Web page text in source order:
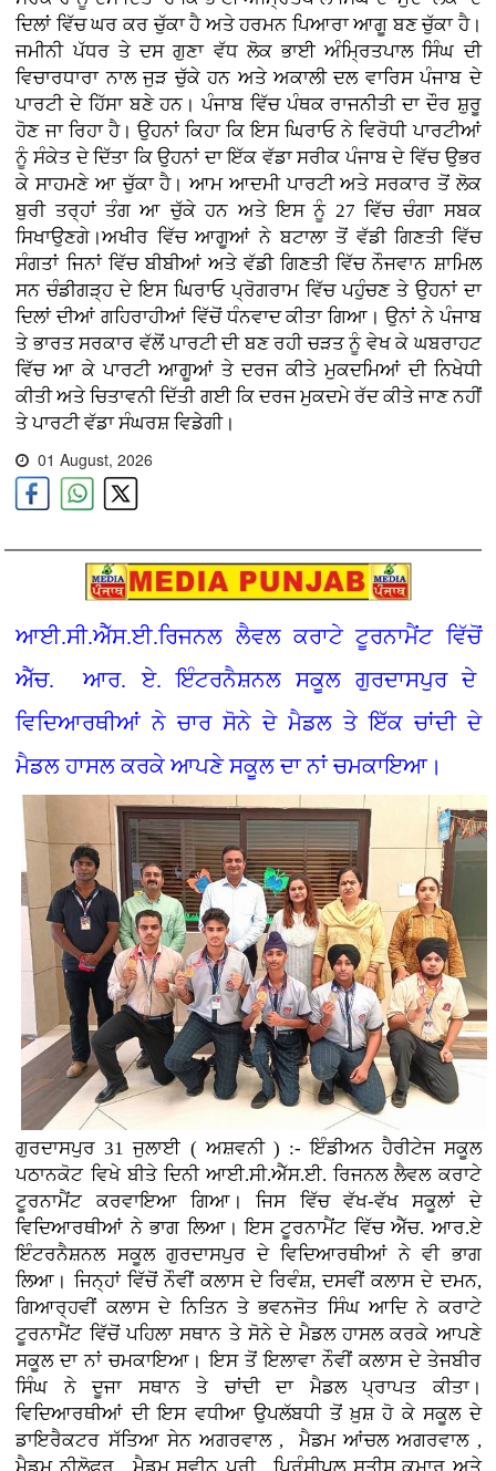
ਦਿਲਾਂ ਵਿੱਚ ਘਰ ਕਰ ਚੁੱਕਾ ਹੈ ਅਤੇ ਹਰਮਨ ਪਿਆਰਾ ਆਗੂ ਬਣ ਚੁੱਕਾ ਹੈ।
ਜਮੀਨੀ ਪੱਧਰ ਤੇ ਦਸ ਗੁਣਾ ਵੱਧ ਲੋਕ ਭਾਈ ਅੰਮ੍ਰਿਤਪਾਲ ਸਿੰਘ ਦੀ
ਵਿਚਾਰਧਾਰਾ ਨਾਲ ਜੁੜ ਚੁੱਕੇ ਹਨ ਅਤੇ ਅਕਾਲੀ ਦਲ ਵਾਰਿਸ ਪੰਜਾਬ ਦੇ
ਪਾਰਟੀ ਦੇ ਹਿੱਸਾ ਬਣੇ ਹਨ। ਪੰਜਾਬ ਵਿੱਚ ਪੰਥਕ ਰਾਜਨੀਤੀ ਦਾ ਦੌਰ ਸ਼ੁਰੂ
ਹੋਣ ਜਾ ਰਿਹਾ ਹੈ। ਉਹਨਾਂ ਕਿਹਾ ਕਿ ਇਸ ਘਿਰਾਓ ਨੇ ਵਿਰੋਧੀ ਪਾਰਟੀਆਂ
ਨੂੰ ਸੰਕੇਤ ਦੇ ਦਿੱਤਾ ਕਿ ਉਹਨਾਂ ਦਾ ਇੱਕ ਵੱਡਾ ਸਰੀਕ ਪੰਜਾਬ ਦੇ ਵਿੱਚ ਉਭਰ
ਕੇ ਸਾਹਮਣੇ ਆ ਚੁੱਕਾ ਹੈ। ਆਮ ਆਦਮੀ ਪਾਰਟੀ ਅਤੇ ਸਰਕਾਰ ਤੋਂ ਲੋਕ
ਬੁਰੀ ਤਰ੍ਹਾਂ ਤੰਗ ਆ ਚੁੱਕੇ ਹਨ ਅਤੇ ਇਸ ਨੂੰ 27 ਵਿੱਚ ਚੰਗਾ ਸਬਕ
ਸਿਖਾਉਣਗੇ।ਅਖੀਰ ਵਿੱਚ ਆਗੂਆਂ ਨੇ ਬਟਾਲਾ ਤੋਂ ਵੱਡੀ ਗਿਣਤੀ ਵਿੱਚ
ਸੰਗਤਾਂ ਜਿਨਾਂ ਵਿੱਚ ਬੀਬੀਆਂ ਅਤੇ ਵੱਡੀ ਗਿਣਤੀ ਵਿੱਚ ਨੌਜਵਾਨ ਸ਼ਾਮਿਲ
ਸਨ ਚੰਡੀਗੜ੍ਹ ਦੇ ਇਸ ਘਿਰਾਓ ਪ੍ਰੋਗਰਾਮ ਵਿੱਚ ਪਹੁੰਚਣ ਤੇ ਉਹਨਾਂ ਦਾ
ਦਿਲਾਂ ਦੀਆਂ ਗਹਿਰਾਹੀਆਂ ਵਿੱਚੋਂ ਧੰਨਵਾਦ ਕੀਤਾ ਗਿਆ। ਉਨਾਂ ਨੇ ਪੰਜਾਬ
ਤੇ ਭਾਰਤ ਸਰਕਾਰ ਵੱਲੋਂ ਪਾਰਟੀ ਦੀ ਬਣ ਰਹੀ ਚੜਤ ਨੂੰ ਵੇਖ ਕੇ ਘਬਰਾਹਟ
ਵਿੱਚ ਆ ਕੇ ਪਾਰਟੀ ਆਗੂਆਂ ਤੇ ਦਰਜ ਕੀਤੇ ਮੁਕਦਮਿਆਂ ਦੀ ਨਿਖੇਧੀ
ਕੀਤੀ ਅਤੇ ਚਿਤਾਵਨੀ ਦਿੱਤੀ ਗਈ ਕਿ ਦਰਜ ਮੁਕਦਮੇ ਰੱਦ ਕੀਤੇ ਜਾਣ ਨਹੀਂ
ਤੇ ਪਾਰਟੀ ਵੱਡਾ ਸੰਘਰਸ਼ ਵਿਡੇਗੀ।
01 August, 2026
ਆਈ.ਸੀ.ਐੱਸ.ਈ.ਰਿਜਨਲ ਲੈਵਲ ਕਰਾਟੇ ਟੂਰਨਾਮੈਂਟ ਵਿੱਚੋਂ
ਐੱਚ. ਆਰ. ਏ. ਇੰਟਰਨੈਸ਼ਨਲ ਸਕੂਲ ਗੁਰਦਾਸਪੁਰ ਦੇ
ਵਿਦਿਆਰਥੀਆਂ ਨੇ ਚਾਰ ਸੋਨੇ ਦੇ ਮੈਡਲ ਤੇ ਇੱਕ ਚਾਂਦੀ ਦੇ
ਮੈਡਲ ਹਾਸਲ ਕਰਕੇ ਆਪਣੇ ਸਕੂਲ ਦਾ ਨਾਂ ਚਮਕਾਇਆ।
ਗੁਰਦਾਸਪੁਰ 31 ਜੁਲਾਈ ( ਅਸ਼ਵਨੀ ) :- ਇੰਡੀਅਨ ਹੈਰੀਟੇਜ ਸਕੂਲ
ਪਠਾਨਕੋਟ ਵਿਖੇ ਬੀਤੇ ਦਿਨੀ ਆਈ.ਸੀ.ਐੱਸ.ਈ. ਰਿਜਨਲ ਲੈਵਲ ਕਰਾਟੇ
ਟੂਰਨਾਮੈਂਟ ਕਰਵਾਇਆ ਗਿਆ। ਜਿਸ ਵਿੱਚ ਵੱਖ-ਵੱਖ ਸਕੂਲਾਂ ਦੇ
ਵਿਦਿਆਰਥੀਆਂ ਨੇ ਭਾਗ ਲਿਆ। ਇਸ ਟੂਰਨਾਮੈਂਟ ਵਿੱਚ ਐੱਚ. ਆਰ.ਏ
ਇੰਟਰਨੈਸ਼ਨਲ ਸਕੂਲ ਗੁਰਦਾਸਪੁਰ ਦੇ ਵਿਦਿਆਰਥੀਆਂ ਨੇ ਵੀ ਭਾਗ
ਲਿਆ। ਜਿਨ੍ਹਾਂ ਵਿੱਚੋਂ ਨੌਵੀਂ ਕਲਾਸ ਦੇ ਰਿਵੰਸ਼, ਦਸਵੀਂ ਕਲਾਸ ਦੇ ਦਮਨ,
ਗਿਆਰ੍ਹਵੀਂ ਕਲਾਸ ਦੇ ਨਿਤਿਨ ਤੇ ਭਵਨਜੋਤ ਸਿੰਘ ਆਦਿ ਨੇ ਕਰਾਟੇ
ਟੂਰਨਾਮੈਂਟ ਵਿੱਚੋਂ ਪਹਿਲਾ ਸਥਾਨ ਤੇ ਸੋਨੇ ਦੇ ਮੈਡਲ ਹਾਸਲ ਕਰਕੇ ਆਪਣੇ
ਸਕੂਲ ਦਾ ਨਾਂ ਚਮਕਾਇਆ। ਇਸ ਤੋਂ ਇਲਾਵਾ ਨੌਵੀਂ ਕਲਾਸ ਦੇ ਤੇਜਬੀਰ
ਸਿੰਘ ਨੇ ਦੂਜਾ ਸਥਾਨ ਤੇ ਚਾਂਦੀ ਦਾ ਮੈਡਲ ਪ੍ਰਾਪਤ ਕੀਤਾ।
ਵਿਦਿਆਰਥੀਆਂ ਦੀ ਇਸ ਵਧੀਆ ਉਪਲੱਬਧੀ ਤੋਂ ਖ਼ੁਸ਼ ਹੋ ਕੇ ਸਕੂਲ ਦੇ
ਡਾਇਰੈਕਟਰ ਸੱਤਿਆ ਸੇਨ ਅਗਰਵਾਲ , ਮੈਡਮ ਆਂਚਲ ਅਗਰਵਾਲ ,